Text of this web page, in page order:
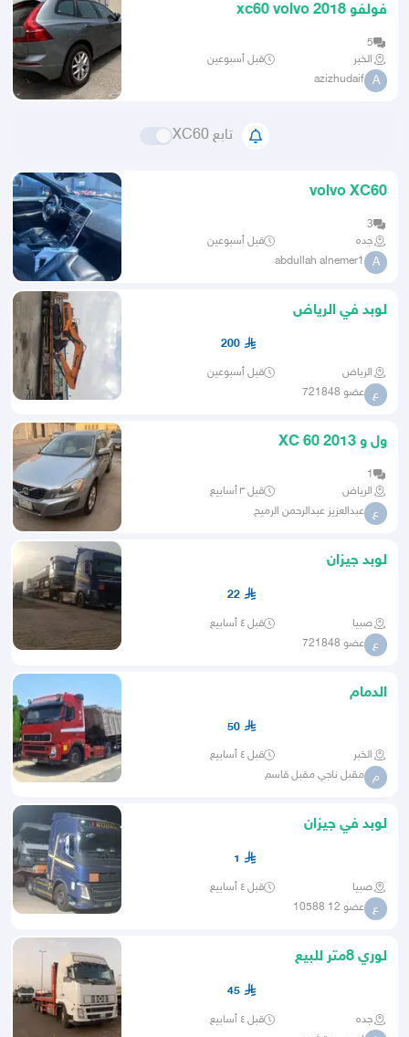
فولفو 2018 xc60 volvo
5
الخبر
قبل أسبوعين
A
azizhudaif
تابع XC60
volvo XC60
3
جده
قبل أسبوعين
A
abdullah alnemer1
لوبد في الرياض
200
الرياض قبل أسبوعين
ع عضو 721848
ول و 2013 XC 60
1
الرياض
قبل ٣ أسابيع
ع عبدالعزيز عبدالرحمن الرميح
لوبد جيزان
22
صبيا قبل ٤ أسابيع
ع عضو 721848
الدمام
50
الخبر قبل ٤ أسابيع
م مقبل ناجي مقبل قاسم
لوبد في جيزان
1
صبيا قبل ٤ أسابيع
ع عضو 12 10588
لوري 8متر للبيع
45
جده قبل ٤ أسابيع